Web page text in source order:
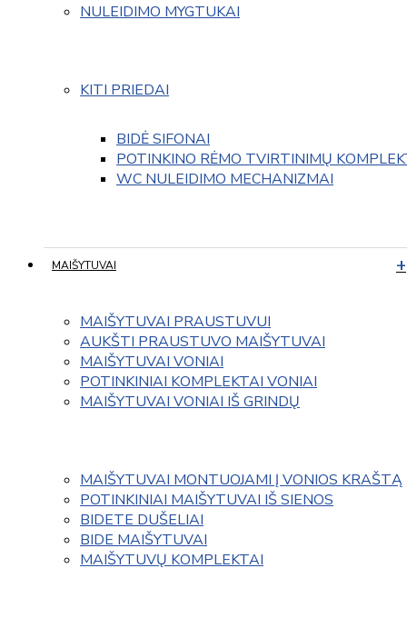
NULEIDIMO MYGTUKAI
KITI PRIEDAI
BIDĖ SIFONAI
POTINKINO RĖMO TVIRTINIMŲ
WC NULEIDIMO MECHANIZMAI
MAIŠYTUVAI
MAIŠYTUVAI PRAUSTUVUI
AUKŠTI PRAUSTUVO MAIŠYTUVAI
MAIŠYTUVAI VONIAI
POTINKINIAI KOMPLEKTAI VONIAI
MAIŠYTUVAI VONIAI IŠ GRINDŲ
MAIŠYTUVAI MONTUOJAMI Į VONIOS KRAŠTĄ
POTINKINIAI MAIŠYTUVAI IŠ SIENOS
BIDETE DUŠELIAI
BIDE MAIŠYTUVAI
MAIŠYTUVŲ KOMPLEKTAI